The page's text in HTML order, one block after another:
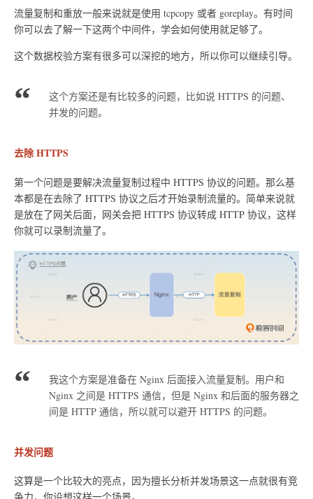
流量复制和重放一般来说就是使用 tcpcopy 或者 goreplay。有时间
你可以去了解一下这两个中间件，学会如何使用就足够了。
这个数据校验方案有很多可以深挖的地方，所以你可以继续引导。
这个方案还是有比较多的问题，比如说 HTTPS 的问题、
并发的问题。
去除 HTTPS
第一个问题是要解决流量复制过程中 HTTPS 协议的问题。那么基
本都是在去除了 HTTPS 协议之后才开始录制流量的。简单来说就
是放在了网关后面，网关会把 HTTPS 协议转成 HTTP 协议，这样
你就可以录制流量了。
我这个方案是准备在 Nginx 后面接入流量复制。用户和
Nginx 之间是 HTTPS 通信，但是 Nginx 和后面的服务器之
间是 HTTP 通信，所以就可以避开 HTTPS 的问题。
并发问题
这算是一个比较大的亮点，因为擅长分析并发场景这一点就很有竞